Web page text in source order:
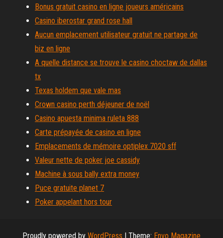
Bonus gratuit casino en ligne joueurs américains
Casino iberostar grand rose hall
Aucun emplacement utilisateur gratuit ne partage de
biz en ligne
A quelle distance se trouve le casino choctaw de dallas
tx
Texas holdem que vale mas
Crown casino perth déjeuner de noël
Casino apuesta minima ruleta 888
Carte prépayée de casino en ligne
Emplacements de mémoire optiplex 7020 sff
Valeur nette de poker joe cassidy
Machine à sous bally extra money
Puce gratuite planet 7
Poker appelant hors tour
Proudly powered by WordPress | Theme: Envo Magazine